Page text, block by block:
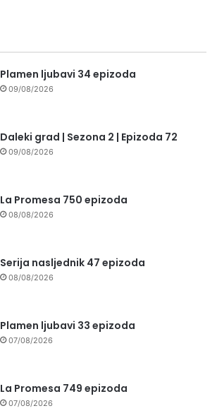
Plamen ljubavi 34 epizoda
09/08/2026
Daleki grad | Sezona 2 | Epizoda 72
09/08/2026
La Promesa 750 epizoda
08/08/2026
Serija nasljednik 47 epizoda
08/08/2026
Plamen ljubavi 33 epizoda
07/08/2026
La Promesa 749 epizoda
07/08/2026